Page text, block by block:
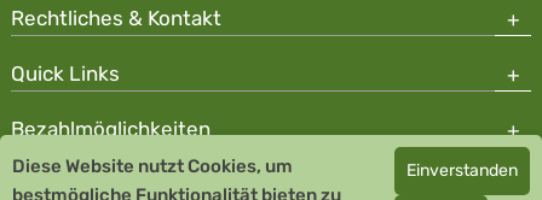
Rechtliches & Kontakt
Quick Links
Bezahlmöglichkeiten
Copyright © 2026 Team Santé Salvator Apotheke - GDP zertifiziert
Diese Website nutzt Cookies, um
bestmögliche Funktionalität bieten zu
Einverstanden